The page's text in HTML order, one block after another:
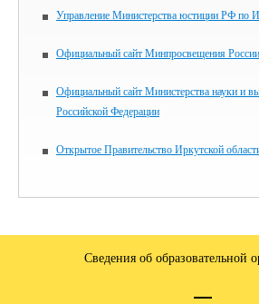
Управление Министерства юстиции РФ по
Официальный сайт Минпросвещения России
Официальный сайт Министерства науки и
Российской Федерации
Открытое Правительство Иркутской
Сведения об образовательной